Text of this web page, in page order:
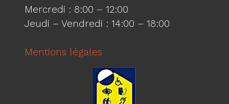
Mercredi : 8:00 – 12:00
Jeudi – Vendredi : 14:00 – 18:00
Mentions légales